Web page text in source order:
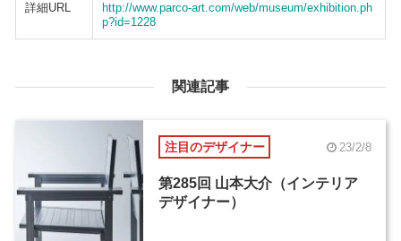
詳細URL
http://www.parco-art.com/web/museum/exhibition.ph
p?id=1228
関連記事
注目のデザイナー 23/2/8
第285回 山本大介（インテリア
デザイナー）